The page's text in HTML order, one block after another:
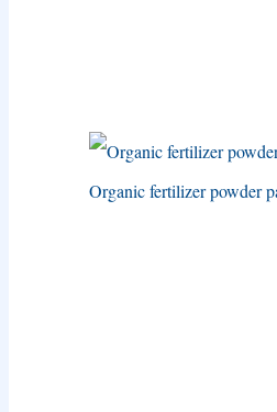
Organic fertilizer powder